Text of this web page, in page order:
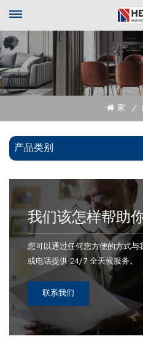
家 /
产品类别
我们该怎样帮助
您可以通过任何您方便的方式与
或电话提供 24/7 全天候服务。
联系我们